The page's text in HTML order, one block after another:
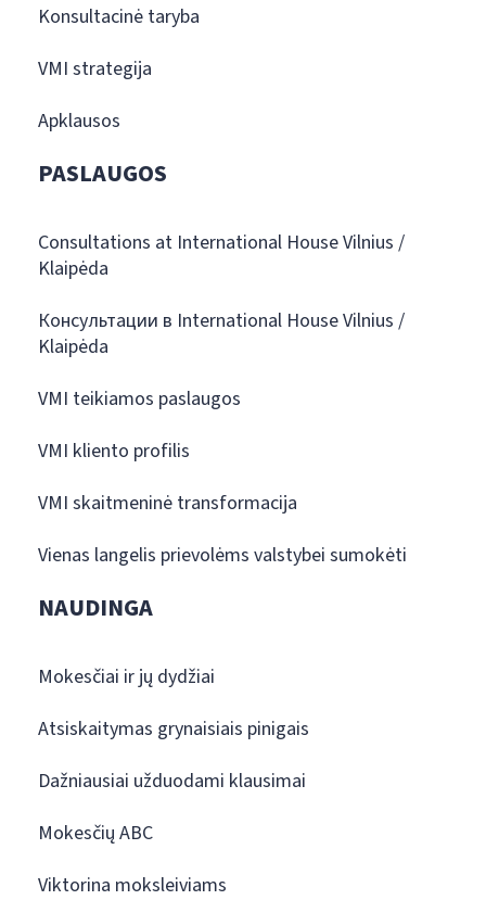
Konsultacinė taryba
VMI strategija
Apklausos
PASLAUGOS
Consultations at International House Vilnius /
Klaipėda
Консультации в International House Vilnius /
Klaipėda
VMI teikiamos paslaugos
VMI kliento profilis
VMI skaitmeninė transformacija
Vienas langelis prievolėms valstybei sumokėti
NAUDINGA
Mokesčiai ir jų dydžiai
Atsiskaitymas grynaisiais pinigais
Dažniausiai užduodami klausimai
Mokesčių ABC
Viktorina moksleiviams